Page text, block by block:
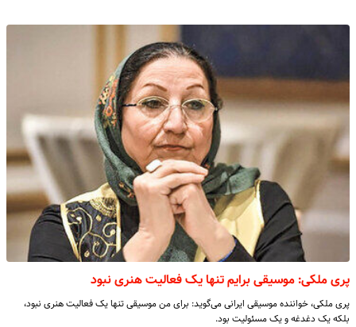
پری ملکی: موسیقی برایم تنها یک فعالیت هنری نبود
پری ملکی، خواننده موسیقی ایرانی می‌گوید: برای من موسیقی تنها یک فعالیت هنری نبود،
بلکه یک دغدغه و یک مسئولیت بود.